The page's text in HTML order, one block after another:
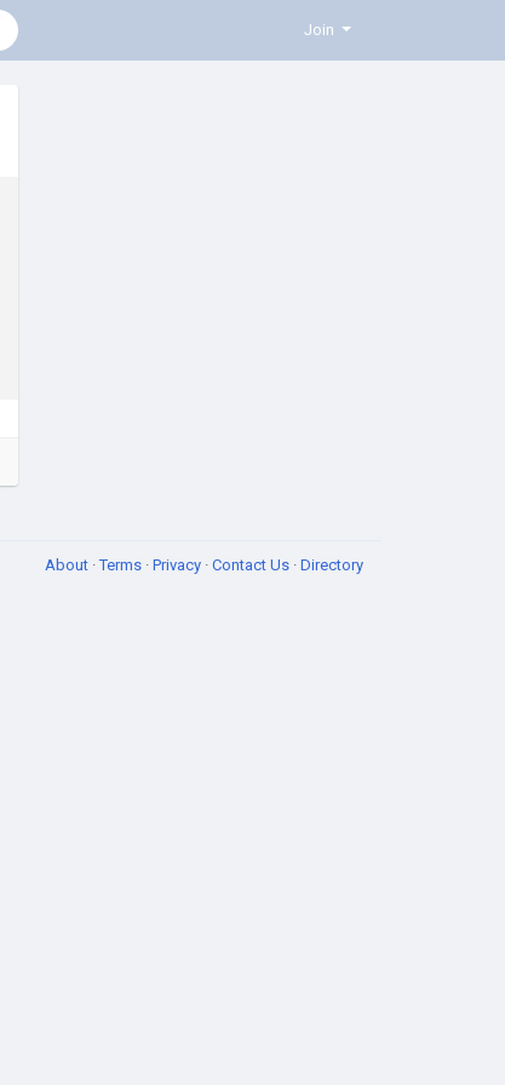
Join
About ·Terms · Privacy · Contact Us · Directory